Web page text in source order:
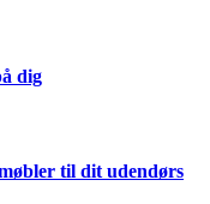
dig
til dit udendørs